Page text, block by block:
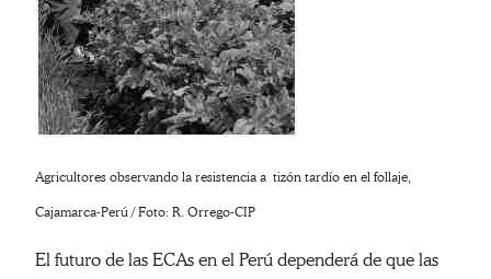
Agricultores observando la resistencia a tizón tardío en el follaje,
Cajamarca-Perú / Foto: R. Orrego-CIP
El futuro de las ECAs en el Perú dependerá de que las